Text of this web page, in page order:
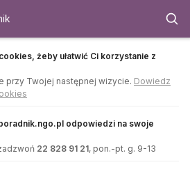
żeby ułatwić Ci korzystanie z
przy Twojej następnej wizycie. Dowiedz
odpowiedzi na swoje
22 828 91 21, pon.-pt. g. 9-13